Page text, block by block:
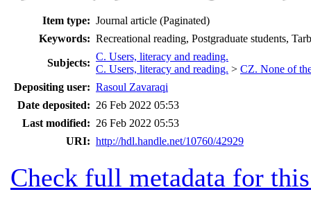
Item type: Journal article (Paginated)
Keywords: Recreational reading, Postgraduate students,
Subjects:
C. Users, literacy and reading.
C. Users, literacy and reading. > CZ. None of
Depositing user: Rasoul Zavaraqi
Date deposited: 26 Feb 2022 05:53
Last modified: 26 Feb 2022 05:53
URI: http://hdl.handle.net/10760/42929
Check full metadata for